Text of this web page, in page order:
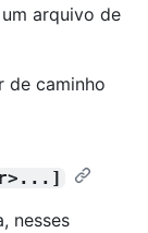
arquivo de
de caminho
nesses